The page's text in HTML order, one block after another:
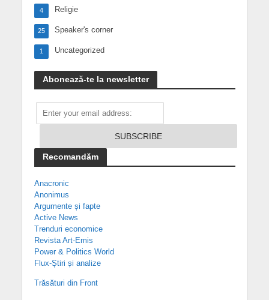
Religie
4
Speaker's corner
25
Uncategorized
1
Abonează-te la newsletter
Recomandăm
Anacronic
Anonimus
Argumente și fapte
Active News
Trenduri economice
Revista Art-Emis
Power & Politics World
Flux-Știri și analize
Trăsături din Front